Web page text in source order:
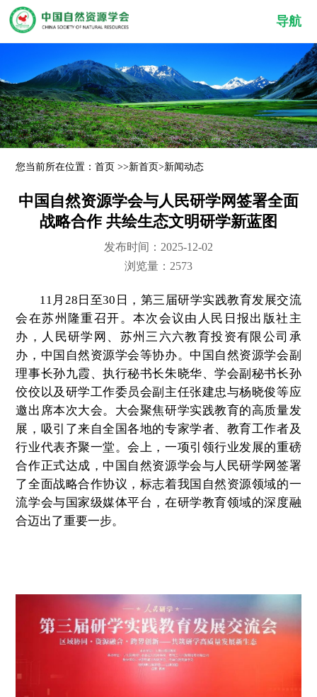
导航
您当前所在位置：首页 >>新首页>新闻动态
中国自然资源学会与人民研学网签署全面
战略合作 共绘生态文明研学新蓝图
发布时间：2025-12-02
浏览量：2573
11月28日至30日，第三届研学实践教育发展交流
会在苏州隆重召开。本次会议由人民日报出版社主
办，人民研学网、苏州三六六教育投资有限公司承
办，中国自然资源学会等协办。中国自然资源学会副
理事长孙九霞、执行秘书长朱晓华、学会副秘书长孙
佼佼以及研学工作委员会副主任张建忠与杨晓俊等应
邀出席本次大会。大会聚焦研学实践教育的高质量发
展，吸引了来自全国各地的专家学者、教育工作者及
行业代表齐聚一堂。会上，一项引领行业发展的重磅
合作正式达成，中国自然资源学会与人民研学网签署
了全面战略合作协议，标志着我国自然资源领域的一
流学会与国家级媒体平台，在研学教育领域的深度融
合迈出了重要一步。